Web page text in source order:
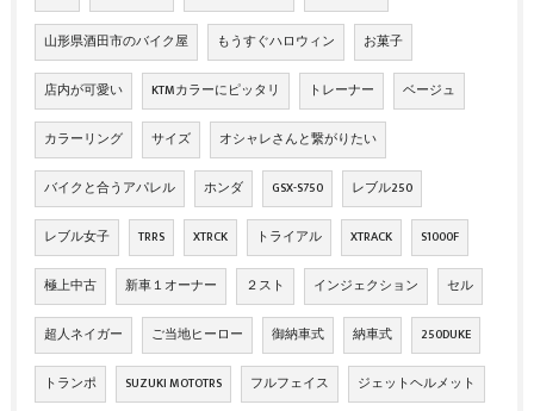
山形県酒田市のバイク屋 もうすぐハロウィン お菓子
店内が可愛い KTMカラーにピッタリ トレーナー ベージュ
カラーリング サイズ オシャレさんと繋がりたい
バイクと合うアパレル ホンダ GSX-S750 レブル250
レブル女子 TRRS XTRCK トライアル XTRACK S1000F
極上中古 新車１オーナー ２スト インジェクション セル
超人ネイガー ご当地ヒーロー 御納車式 納車式 250DUKE
トランポ SUZUKI MOTOTRS フルフェイス ジェットヘルメット